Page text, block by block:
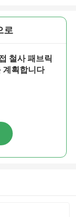
로
철사 패브릭
계획합니다